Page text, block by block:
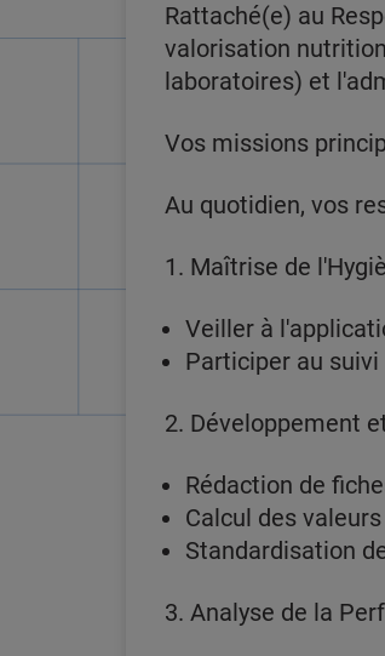
Rattaché(e) au
valorisation
laboratoires) et
Vos missions
Au quotidien, vos
1. Maîtrise de
Veiller à
Participer au
2. Développement
Rédaction de
Calcul des
Standardisation
3. Analyse de la